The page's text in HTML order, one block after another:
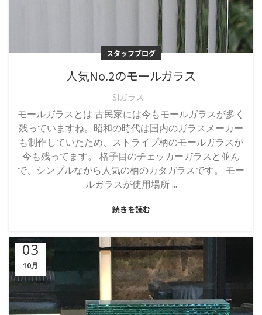
スタッフブログ
人気No.2のモールガラス
SIガラス
モールガラスとは 古民家には今もモールガラスが多く
残っていますね。昭和の時代は国内のガラスメーカー
も制作していたため、ストライプ柄のモールガラスが
今も残ってます。 格子目のチェッカーガラスと並ん
で、シンプルながら人気の柄のカタガラスです。 モー
ルガラスが使用場所 ...
続きを読む
03
10月